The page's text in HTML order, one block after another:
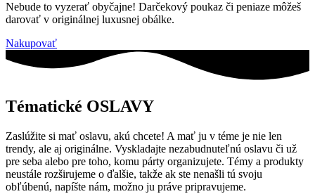
Nebude to vyzerať obyčajne! Darčekový poukaz či peniaze môžeš
darovať v originálnej luxusnej obálke.
Nakupovať
Tématické OSLAVY
Zaslúžite si mať oslavu, akú chcete! A mať ju v téme je nie len
trendy, ale aj originálne. Vyskladajte nezabudnuteľnú oslavu či už
pre seba alebo pre toho, komu párty organizujete. Témy a produkty
neustále rozširujeme o ďalšie, takže ak ste nenašli tú svoju
obľúbenú, napíšte nám, možno ju práve pripravujeme.